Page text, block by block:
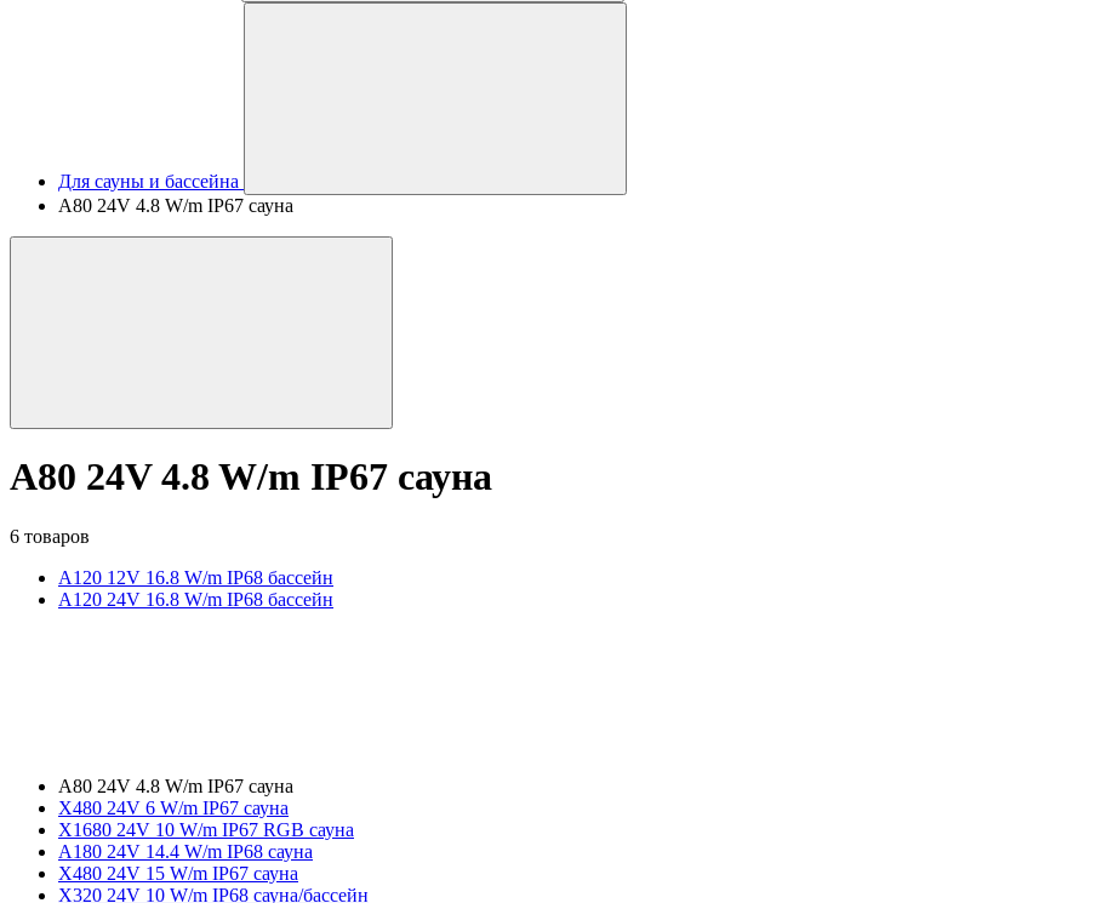
Для сауны и бассейна
A80 24V 4.8 W/m IP67 сауна
A80 24V 4.8 W/m IP67 сауна
6 товаров
A120 12V 16.8 W/m IP68 бассейн
A120 24V 16.8 W/m IP68 бассейн
A80 24V 4.8 W/m IP67 сауна
X480 24V 6 W/m IP67 сауна
X1680 24V 10 W/m IP67 RGB сауна
A180 24V 14.4 W/m IP68 сауна
X480 24V 15 W/m IP67 сауна
X320 24V 10 W/m IP68 сауна/бассейн